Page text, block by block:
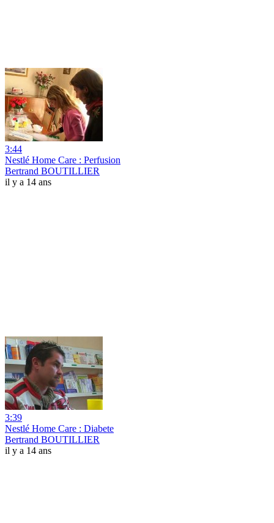
3:44
Nestlé Home Care : Perfusion
Bertrand BOUTILLIER
il y a 14 ans
3:39
Nestlé Home Care : Diabete
Bertrand BOUTILLIER
il y a 14 ans